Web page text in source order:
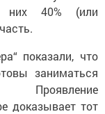
них 40% (или
показали, что
заниматься
доказывает тот